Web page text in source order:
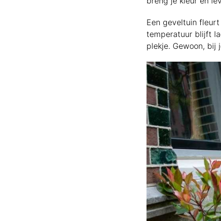
Een geveltuin
temperatuur blijft
plekje. Gewoon, bij